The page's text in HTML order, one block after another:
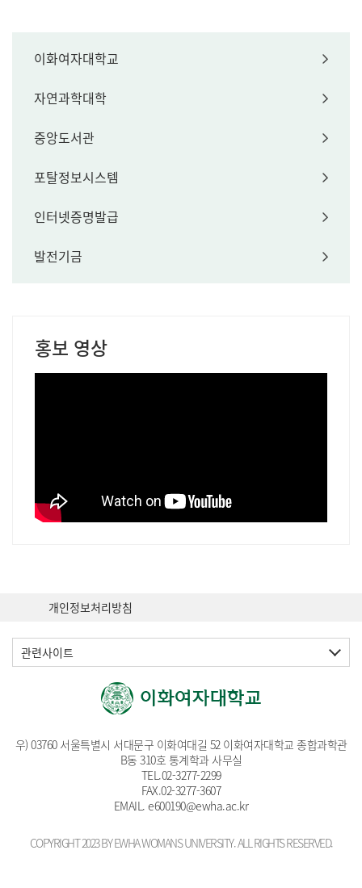
이화여자대학교
자연과학대학
중앙도서관
포탈정보시스템
인터넷증명발급
발전기금
홍보 영상
개인정보처리방침
관련사이트
우) 03760 서울특별시 서대문구 이화여대길 52 이화여자대학교 종합과학관
B동 310호 통계학과 사무실
TEL.02-3277-2299
FAX.02-3277-3607
EMAIL. e600190@ewha.ac.kr
COPYRIGHT 2023 BY EWHA WOMANS UNIVERSITY. ALL RIGHTS RESERVED.